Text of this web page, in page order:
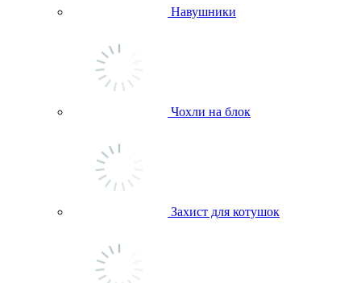
Навушники
Чохли на блок
Захист для котушок